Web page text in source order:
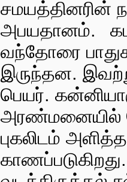
சமயத்தினரின்
அபயதானம்.
வந்தோரை
இருந்தன.
பெயர்.
அரண்மனையில்
புகலிடம்